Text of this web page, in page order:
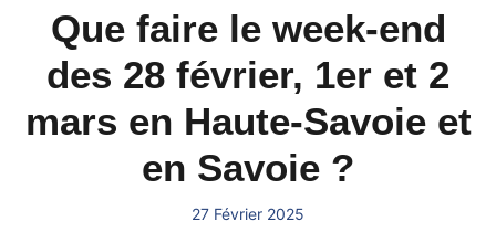
Que faire le week-end
des 28 février, 1er et 2
mars en Haute-Savoie et
en Savoie ?
27 Février 2025